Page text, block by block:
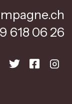
618 06 26